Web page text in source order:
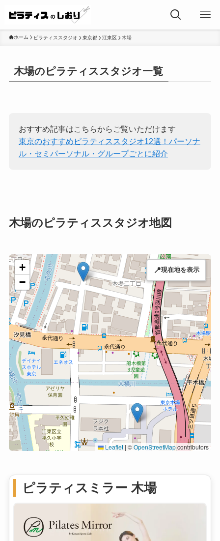
ホーム ピラティススタジオ 東京都 江東区 木場
木場のピラティススタジオ一覧
おすすめ記事はこちらからご覧いただけます
東京のおすすめピラティススタジオ12選！パーソナ
ル・セミパーソナル・グループごとに紹介
木場のピラティススタジオ地図
+
−
Leaflet | ©OpenStreetMapcontributors
📍現在地を表示
ピラティスミラー 木場